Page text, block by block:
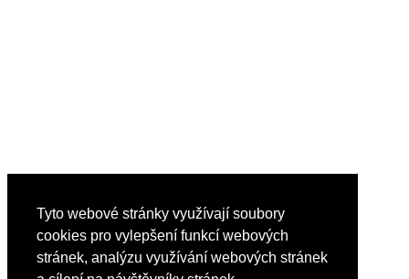
Tyto webové stránky využívají soubory
cookies pro vylepšení funkcí webových
stránek, analýzu využívání webových stránek